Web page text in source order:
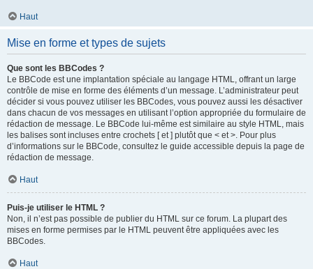
Haut
Mise en forme et types de sujets
Que sont les BBCodes ?
Le BBCode est une implantation spéciale au langage HTML, offrant un large
contrôle de mise en forme des éléments d’un message. L’administrateur peut
décider si vous pouvez utiliser les BBCodes, vous pouvez aussi les désactiver
dans chacun de vos messages en utilisant l’option appropriée du formulaire de
rédaction de message. Le BBCode lui-même est similaire au style HTML, mais
les balises sont incluses entre crochets [ et ] plutôt que < et >. Pour plus
d’informations sur le BBCode, consultez le guide accessible depuis la page de
rédaction de message.
Haut
Puis-je utiliser le HTML ?
Non, il n’est pas possible de publier du HTML sur ce forum. La plupart des
mises en forme permises par le HTML peuvent être appliquées avec les
BBCodes.
Haut